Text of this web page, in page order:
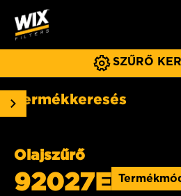
SZŰRŐ
Termékkeresés
Olajszűrő
92027E